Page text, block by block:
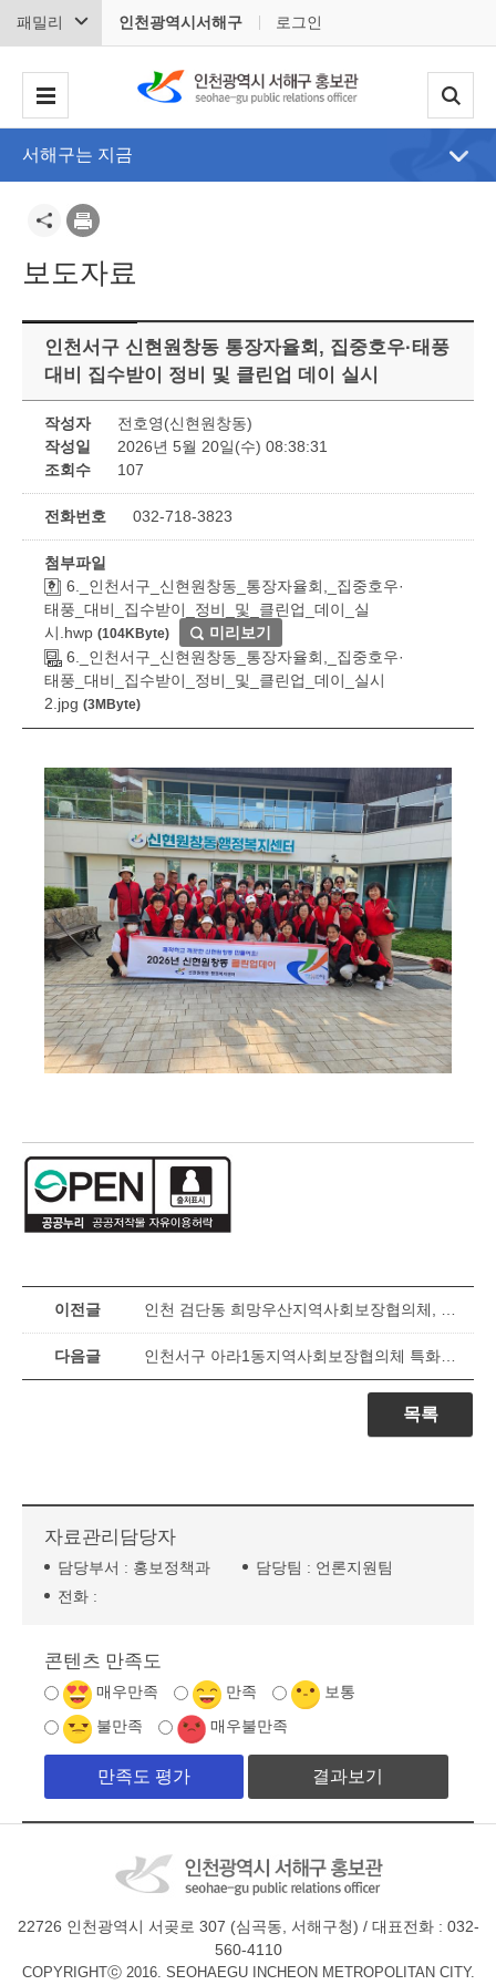
패밀리 인천광역시서해구 로그인
서해구는 지금
보도자료
인천서구 신현원창동 통장자율회, 집중호우·태풍
대비 집수받이 정비 및 클린업 데이 실시
작성자
전호영(신현원창동)
작성일
2026년 5월 20일(수) 08:38:31
조회수
107
전화번호 032-718-3823
첨부파일
6._인천서구_신현원창동_통장자율회,_집중호우·
태풍_대비_집수받이_정비_및_클린업_데이_실
시.hwp (104KByte)
미리보기
6._인천서구_신현원창동_통장자율회,_집중호우·
태풍_대비_집수받이_정비_및_클린업_데이_실시
2.jpg (3MByte)
이전글
다음글
목록
자료관리담당자
담당부서 : 홍보정책과 담당팀 : 언론지원팀
전화 :
콘텐츠 만족도
매우만족 만족 보통
불만족 매우불만족
결과보기
22726 인천광역시 서곶로 307 (심곡동, 서해구청) / 대표전화 : 032-
560-4110
COPYRIGHTⓒ 2016. SEOHAEGU INCHEON METROPOLITAN CITY.